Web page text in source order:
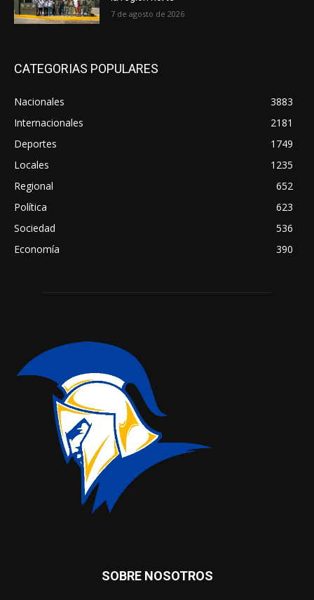
7 de agosto de 2026
CATEGORIAS POPULARES
Nacionales
3883
Internacionales
2181
Deportes
1749
Locales
1235
Regional
652
Política
623
Sociedad
536
Economía
390
SOBRE NOSOTROS